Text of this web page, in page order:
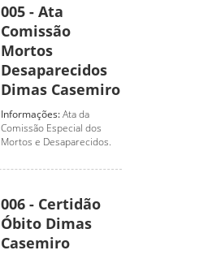
005 - Ata
Comissão
Mortos
Desaparecidos
Dimas Casemiro
Informações:Ata da
Comissão Especial dos
Mortos e Desaparecidos.
006 - Certidão
Óbito Dimas
Casemiro